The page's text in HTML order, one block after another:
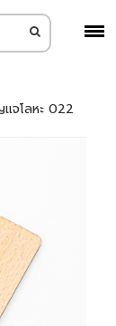
จโลหะ 022